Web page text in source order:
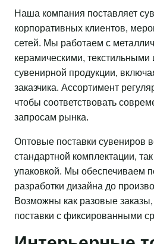
Наша компания поставляет
корпоративных клиентов,
сетей. Мы работаем с
керамическими, текстильными
сувенирной продукции,
заказчика. Ассортимент
чтобы соответствовать
запросам рынка.
Оптовые поставки сувениров
стандартной комплектации,
упаковкой. Мы обеспечиваем
разработки дизайна до
Возможны как разовые
поставки с фиксированными